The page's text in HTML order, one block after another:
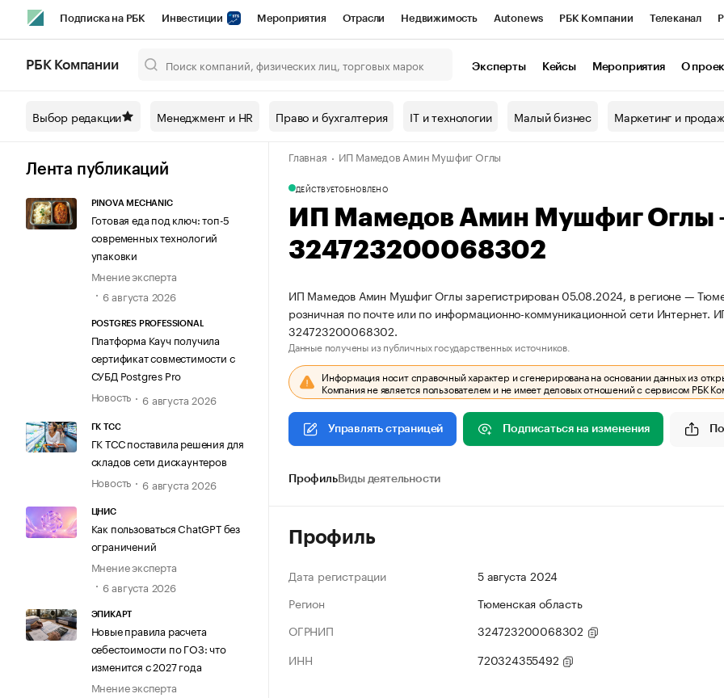
Подписка на РБК Инвестиции Мероприятия Отрасли Недвижимость Autonews РБК Компании Телеканал
Спецпроекты СПб Конференции СПб Спецпроекты Проверка контрагентов
Технологии и медиа Рынок наличной валюты
РБК Компании Эксперты Кейсы Мероприятия О
Выбор редакции Менеджмент и HR Право и бухгалтерия IT и технологии Малый бизнес Маркетинг и
Лента публикаций
PINOVA MECHANIC
Готовая еда под ключ: топ-5
современных технологий
упаковки
Мнение эксперта
6 августа 2026
POSTGRES PROFESSIONAL
Платформа Кауч получила
сертификат совместимости с
СУБД Postgres Pro
Новость
6 августа 2026
ГК ТСС
ГК ТСС поставила решения для
складов сети дискаунтеров
Новость
6 августа 2026
ЦНИС
Как пользоваться ChatGPT без
ограничений
Мнение эксперта
6 августа 2026
ЭПИКАРТ
Новые правила расчета
себестоимости по ГОЗ: что
изменится с 2027 года
Мнение эксперта
Главная ИП Мамедов Амин Мушфиг Оглы
ДЕЙСТВУЕТОБНОВЛЕНО
ИП Мамедов Амин Мушфиг
324723200068302
ИП Мамедов Амин Мушфиг Оглы зарегистрирован 05.08.2024, в регионе —
розничная по почте или по информационно-коммуникационной сети
324723200068302.
Данные получены из публичных государственных источников.
Информация носит справочный характер и сгенерирована на основании данных из
Компания не является пользователем и не имеет деловых отношений с сервисом РБК
Управлять страницей Подписаться на изменения
ПрофильВиды деятельности
Профиль
Дата регистрации
5 августа 2024
Регион
Тюменская область
ОГРНИП
324723200068302
ИНН
720324355492